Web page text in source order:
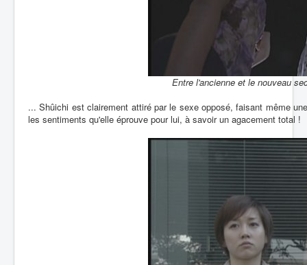
Entre l'ancienne et le nouveau
... Shûichi est clairement attiré par le sexe opposé, faisant même
les sentiments qu'elle éprouve pour lui, à savoir un agacement total !